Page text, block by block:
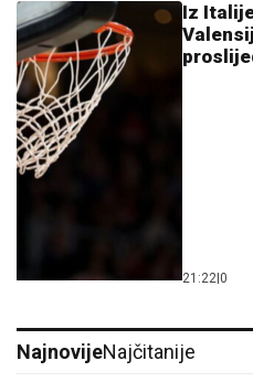
Iz
21:22 0
NajnovijeNajčitanije